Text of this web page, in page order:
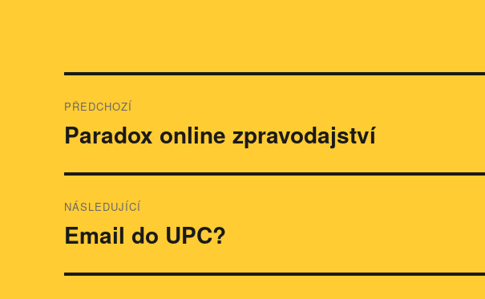
pro
PŘEDCHOZÍ
Předchozí
Paradox online zpravodajství
NÁSLEDUJÍCÍ
Následující
Email do UPC?